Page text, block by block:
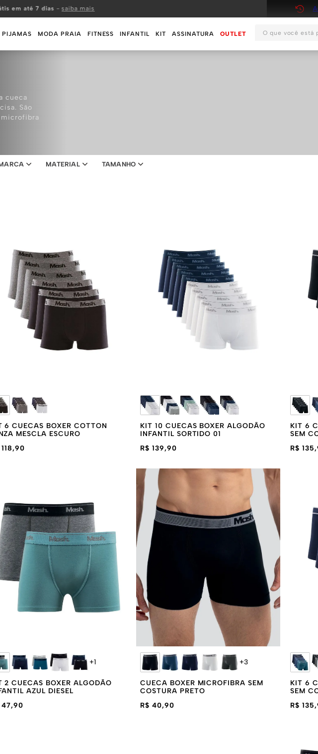
em até 7 dias -saiba mais
PIJAMAS MODA PRAIA FITNESS INFANTIL KIT ASSINATURA OUTLET
O que você está
cueca
São
MATERIAL TAMANHO
6 CUECAS BOXER COTTON
MESCLA ESCURO
118,90
KIT 10 CUECAS BOXER ALGODÃO
INFANTIL SORTIDO 01
R$ 139,90
KIT 6
SEM
R$
+1
2 CUECAS BOXER ALGODÃO
AZUL DIESEL
47,90
+3
CUECA BOXER MICROFIBRA SEM
COSTURA PRETO
R$ 40,90
KIT 6
SEM
R$